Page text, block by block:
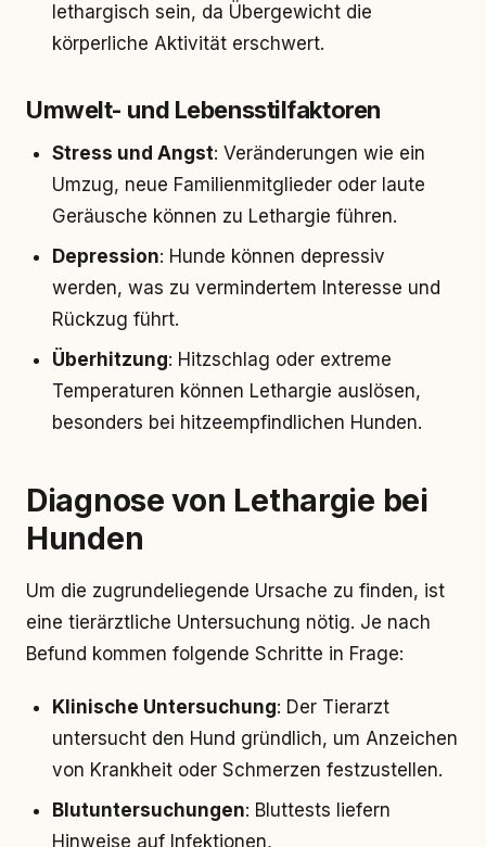
lethargisch sein, da Übergewicht die
körperliche Aktivität erschwert.
Umwelt- und Lebensstilfaktoren
Stress und Angst: Veränderungen wie ein
Umzug, neue Familienmitglieder oder laute
Geräusche können zu Lethargie führen.
Depression: Hunde können depressiv
werden, was zu vermindertem Interesse und
Rückzug führt.
Überhitzung: Hitzschlag oder extreme
Temperaturen können Lethargie auslösen,
besonders bei hitzeempfindlichen Hunden.
Diagnose von Lethargie bei
Hunden
Um die zugrundeliegende Ursache zu finden, ist
eine tierärztliche Untersuchung nötig. Je nach
Befund kommen folgende Schritte in Frage:
Klinische Untersuchung: Der Tierarzt
untersucht den Hund gründlich, um Anzeichen
von Krankheit oder Schmerzen festzustellen.
Blutuntersuchungen: Bluttests liefern
Hinweise auf Infektionen,